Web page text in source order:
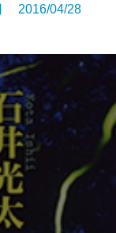
2016/04/28